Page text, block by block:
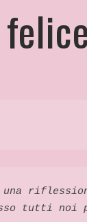
una
tutti noi